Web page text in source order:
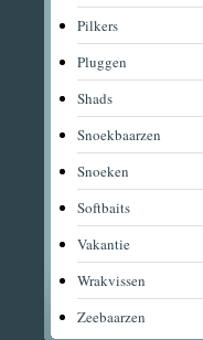
Pilkers
Pluggen
Shads
Snoekbaarzen
Snoeken
Softbaits
Vakantie
Wrakvissen
Zeebaarzen